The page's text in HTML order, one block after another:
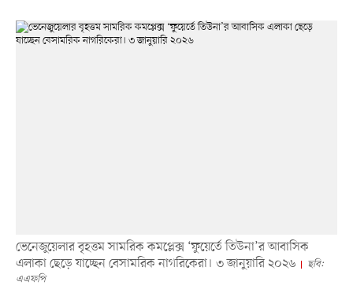
ভেনেজুয়েলার বৃহত্তম সামরিক কমপ্লেক্স ‘ফুয়ের্তে তিউনা’র আবাসিক
এলাকা ছেড়ে যাচ্ছেন বেসামরিক নাগরিকেরা। ৩ জানুয়ারি ২০২৬
ছবি:
এএফপি